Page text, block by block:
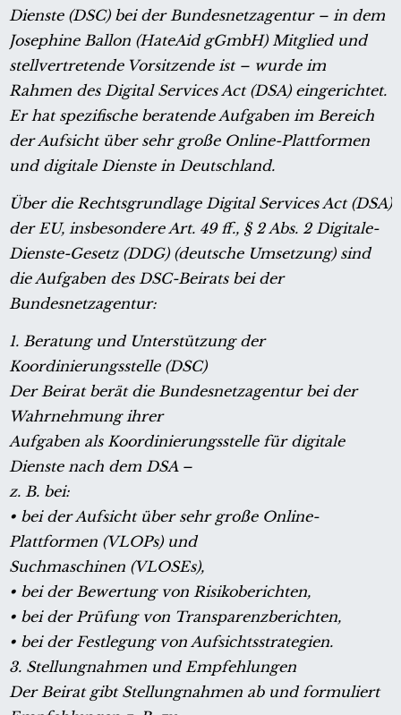
Dienste (DSC) bei der Bundesnetzagentur – in dem
Josephine Ballon (HateAid gGmbH) Mitglied und
stellvertretende Vorsitzende ist – wurde im
Rahmen des Digital Services Act (DSA) eingerichtet.
Er hat spezifische beratende Aufgaben im Bereich
der Aufsicht über sehr große Online-Plattformen
und digitale Dienste in Deutschland.
Über die Rechtsgrundlage Digital Services Act (DSA)
der EU, insbesondere Art. 49 ff., § 2 Abs. 2 Digitale-
Dienste-Gesetz (DDG) (deutsche Umsetzung) sind
die Aufgaben des DSC-Beirats bei der
Bundesnetzagentur:
1. Beratung und Unterstützung der
Koordinierungsstelle (DSC)
Der Beirat berät die Bundesnetzagentur bei der
Wahrnehmung ihrer
Aufgaben als Koordinierungsstelle für digitale
Dienste nach dem DSA –
z. B. bei:
• bei der Aufsicht über sehr große Online-
Plattformen (VLOPs) und
Suchmaschinen (VLOSEs),
• bei der Bewertung von Risikoberichten,
• bei der Prüfung von Transparenzberichten,
• bei der Festlegung von Aufsichtsstrategien.
3. Stellungnahmen und Empfehlungen
Der Beirat gibt Stellungnahmen ab und formuliert